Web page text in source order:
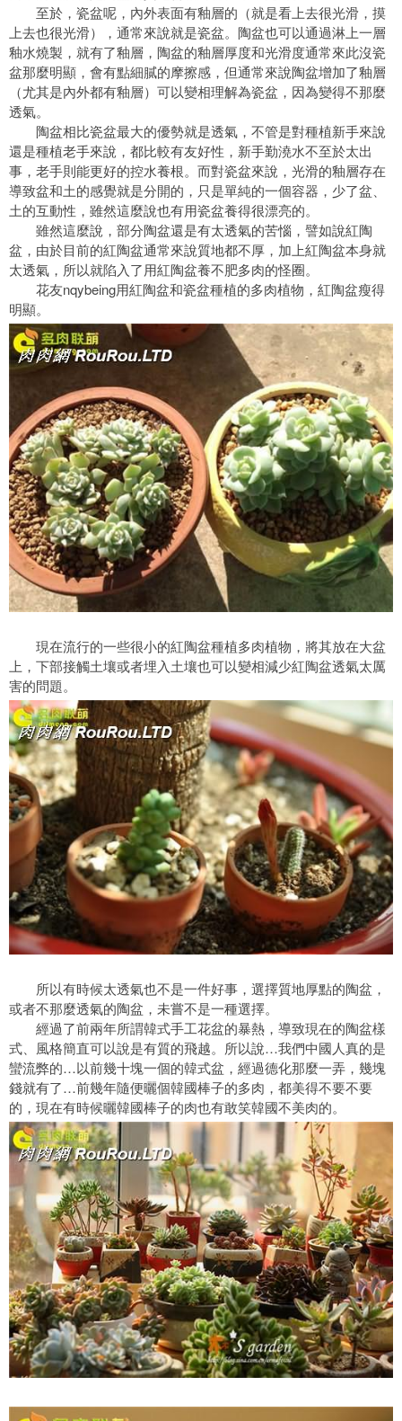
至於，瓷盆呢，內外表面有釉層的（就是看上去很光滑，摸
上去也很光滑），通常來說就是瓷盆。陶盆也可以通過淋上一層
釉水燒製，就有了釉層，陶盆的釉層厚度和光滑度通常來此沒瓷
盆那麼明顯，會有點細膩的摩擦感，但通常來說陶盆增加了釉層
（尤其是內外都有釉層）可以變相理解為瓷盆，因為變得不那麼
透氣。
陶盆相比瓷盆最大的優勢就是透氣，不管是對種植新手來說
還是種植老手來說，都比較有友好性，新手勤澆水不至於太出
事，老手則能更好的控水養根。而對瓷盆來說，光滑的釉層存在
導致盆和土的感覺就是分開的，只是單純的一個容器，少了盆、
土的互動性，雖然這麼說也有用瓷盆養得很漂亮的。
雖然這麼說，部分陶盆還是有太透氣的苦惱，譬如說紅陶
盆，由於目前的紅陶盆通常來說質地都不厚，加上紅陶盆本身就
太透氣，所以就陷入了用紅陶盆養不肥多肉的怪圈。
花友nqybeing用紅陶盆和瓷盆種植的多肉植物，紅陶盆瘦得
明顯。
現在流行的一些很小的紅陶盆種植多肉植物，將其放在大盆
上，下部接觸土壤或者埋入土壤也可以變相減少紅陶盆透氣太厲
害的問題。
所以有時候太透氣也不是一件好事，選擇質地厚點的陶盆，
或者不那麼透氣的陶盆，未嘗不是一種選擇。
經過了前兩年所謂韓式手工花盆的暴熱，導致現在的陶盆樣
式、風格簡直可以說是有質的飛越。所以說…我們中國人真的是
蠻流弊的…以前幾十塊一個的韓式盆，經過德化那麼一弄，幾塊
錢就有了…前幾年隨便曬個韓國棒子的多肉，都美得不要不要
的，現在有時候曬韓國棒子的肉也有敢笑韓國不美肉的。